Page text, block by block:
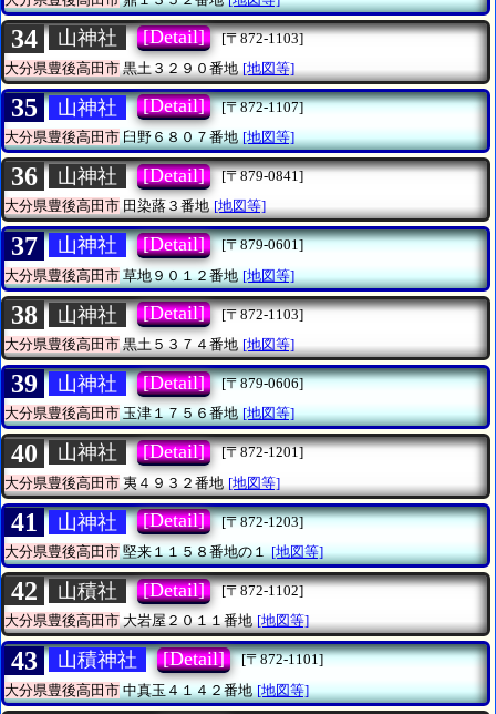
34 山神社 [Detail]
[〒872-1103]
大分県豊後高田市 黒土３２９０番地 [地図等]
35 山神社 [Detail]
[〒872-1107]
大分県豊後高田市臼野６８０７番地 [地図等]
36 山神社 [Detail]
[〒879-0841]
大分県豊後高田市田染蕗３番地 [地図等]
37 山神社 [Detail]
[〒879-0601]
大分県豊後高田市草地９０１２番地 [地図等]
38 山神社 [Detail]
[〒872-1103]
大分県豊後高田市黒土５３７４番地 [地図等]
39 山神社 [Detail]
[〒879-0606]
大分県豊後高田市玉津１７５６番地 [地図等]
40 山神社 [Detail]
[〒872-1201]
大分県豊後高田市 夷４９３２番地 [地図等]
41 山神社 [Detail]
[〒872-1203]
大分県豊後高田市堅来１１５８番地の１ [地図等]
42 山積社 [Detail]
[〒872-1102]
大分県豊後高田市大岩屋２０１１番地 [地図等]
43 山積神社 [Detail]
[〒872-1101]
大分県豊後高田市中真玉４１４２番地 [地図等]